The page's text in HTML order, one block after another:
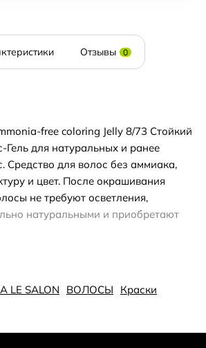
Отзывы 0
free coloring Jelly 8/73 Стойкий
для натуральных и ранее
Средство для волос без аммиака,
и цвет. После окрашивания
не требуют осветления,
натуральными и приобретают
оттенок и блеск. Граница
пастелизация и коррекция:
PRIMARY, до 10 частей CLEAR.
LE SALON ВОЛОСЫ Краски